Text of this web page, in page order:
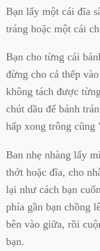
Bạn lấy một cái đĩa
tráng hoặc một cái
Bạn cho từng cái
đừng cho cả thếp
không tách được
chút dầu để bánh
hấp xong trông cũng
Ban nhẹ nhàng lấy
thớt hoặc đĩa, cho
lại như cách bạn
phía gần bạn chồng
bên vào giữa, rồi
bạn.